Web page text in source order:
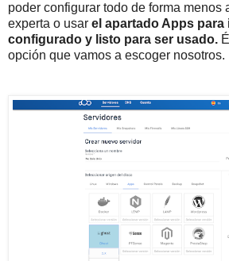
poder configurar todo de forma menos
experta o usar el apartado Apps para
configurado y listo para ser usado.
opción que vamos a escoger nosotros.